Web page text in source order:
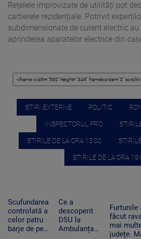
Rețelele improvizate de utilități pot
cartierele rezidențiale. Potrivit
subdimensionate de curent electric
aprinderea aparatelor electrice din
STIRI EXTERNE POLITIC
INSPECTORUL PRO
STIRILE DE LA ORA 13:00
STIRILE DE LA ORA
Scufundarea
controlată a
celor patru
barje de pe
Ce a
descoperit
DSU la
Ambulanța
Furtunile
făcut
mai
județe.